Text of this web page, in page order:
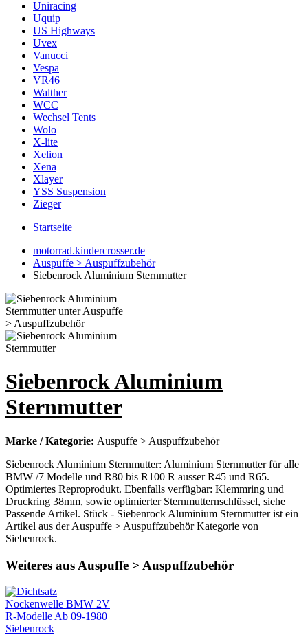
Uniracing
Uquip
US Highways
Uvex
Vanucci
Vespa
VR46
Walther
WCC
Wechsel Tents
Wolo
X-lite
Xelion
Xena
Xlayer
YSS Suspension
Zieger
Startseite
motorrad.kindercrosser.de
Auspuffe > Auspuffzubehör
Siebenrock Aluminium Sternmutter
Siebenrock Aluminium
Sternmutter
Marke / Kategorie: Auspuffe > Auspuffzubehör
Siebenrock Aluminium Sternmutter: Aluminium Sternmutter für alle
BMW /7 Modelle und R80 bis R100 R ausser R45 und R65.
Optimiertes Reproprodukt. Ebenfalls verfügbar: Klemmring und
Druckring 38mm, sowie optimierter Sternmutternschlüssel, siehe
Passende Artikel. Stück - Siebenrock Aluminium Sternmutter ist ein
Artikel aus der Auspuffe > Auspuffzubehör Kategorie von
Siebenrock.
Weiteres aus Auspuffe > Auspuffzubehör